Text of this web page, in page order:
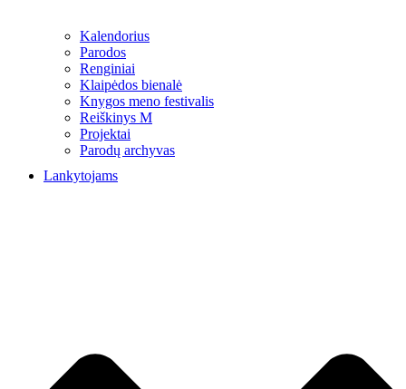
Kalendorius
Parodos
Renginiai
Klaipėdos bienalė
Knygos meno festivalis
Reiškinys M
Projektai
Parodų archyvas
Lankytojams